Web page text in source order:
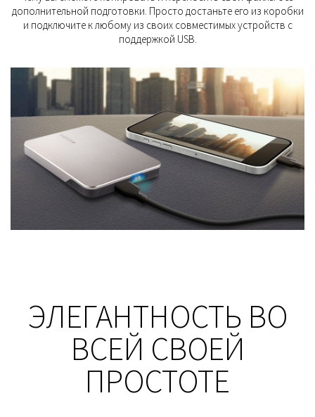
дополнительной подготовки. Просто достаньте его из коробки
и подключите к любому из своих совместимых устройств с
поддержкой USB.
ЭЛЕГАНТНОСТЬ ВО
ВСЕЙ СВОЕЙ
ПРОСТОТЕ